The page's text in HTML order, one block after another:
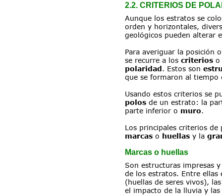
2.2. CRITERIOS DE
Aunque los estratos se
orden y horizontales,
geológicos pueden alterar
Para averiguar la posición
se recurre a los criterios o
polaridad. Estos son
que se formaron al tiempo
Usando estos criterios se
polos de un estrato: la
parte inferior o muro.
Los principales criterios
marcas o huellas y la
Marcas o huellas
Son estructuras impresas
de los estratos. Entre ellas
(huellas de seres vivos),
el impacto de la lluvia y